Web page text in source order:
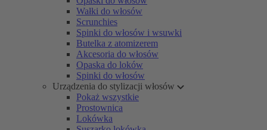
Wałki do włosów
Scrunchies
Spinki do włosów i wsuwki
Butelka z atomizerem
Akcesoria do włosów
Opaska do loków
Spinki do włosów
Urządzenia do stylizacji włosów
Pokaż wszystkie
Prostownica
Lokówka